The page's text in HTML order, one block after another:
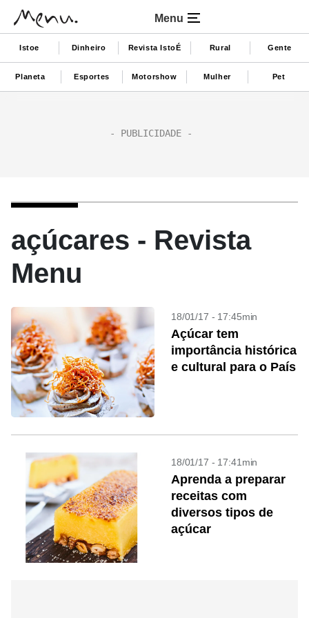
Menu
Istoe Dinheiro Revista IstoÉ Rural Gente
Planeta Esportes Motorshow Mulher Pet
açúcares - Revista
Menu
18/01/17 - 17:45min
Açúcar tem
importância histórica
e cultural para o País
18/01/17 - 17:41min
Aprenda a preparar
receitas com
diversos tipos de
açúcar